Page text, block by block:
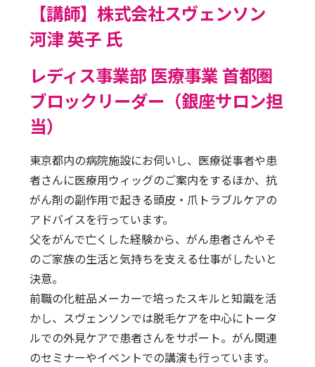
【講師】株式会社スヴェンソン
河津 英子 氏
レディス事業部 医療事業 首都圏
ブロックリーダー（銀座サロン担
当）
東京都内の病院施設にお伺いし、医療従事者や患
者さんに医療用ウィッグのご案内をするほか、抗
がん剤の副作用で起きる頭皮・爪トラブルケアの
アドバイスを行っています。
父をがんで亡くした経験から、がん患者さんやそ
のご家族の生活と気持ちを支える仕事がしたいと
決意。
前職の化粧品メーカーで培ったスキルと知識を活
かし、スヴェンソンでは脱毛ケアを中心にトータ
ルでの外見ケアで患者さんをサポート。がん関連
のセミナーやイベントでの講演も行っています。